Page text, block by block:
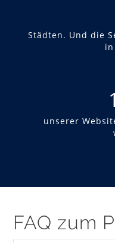
Städten. Und die
unserer
FAQ zum